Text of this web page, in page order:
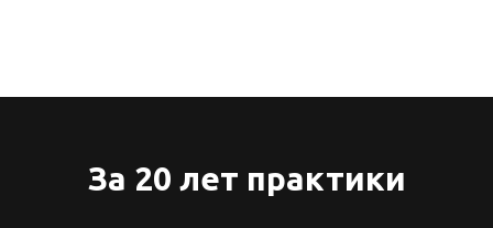
За 20 лет практики